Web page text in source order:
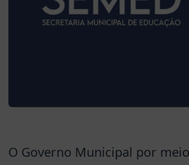
O Governo Municipal por